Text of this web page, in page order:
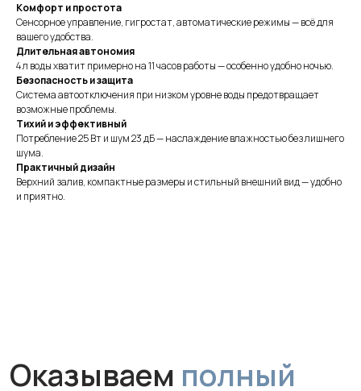
Комфорт и простота
Сенсорное управление, гигростат, автоматические режимы — всё для
вашего удобства.
Длительная автономия
4 л воды хватит примерно на 11 часов работы — особенно удобно ночью.
Безопасность и защита
Система автоотключения при низком уровне воды предотвращает
возможные проблемы.
Тихий и эффективный
Потребление 25 Вт и шум 23 дБ — наслаждение влажностью без лишнего
шума.
Практичный дизайн
Верхний залив, компактные размеры и стильный внешний вид — удобно
и приятно.
Оказываемполный
цикл услуг
Профессиональная установка